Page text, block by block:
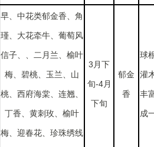
早、中花类郁金香、角
瑾、大花牵牛、葡萄风
信子、、二月兰、榆叶
梅、碧桃、玉兰、山
桃、西府海棠、连翘、
丁香、黄刺玫、榆叶
梅、迎春花、珍珠绣线
3月下
旬-4月
下旬
郁金
香
球
灌
丰
成